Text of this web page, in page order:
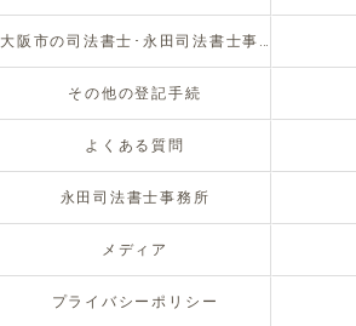
大阪市の司法書士･永田司法書士事務所のお客様の声
その他の登記手続
よくある質問
永田司法書士事務所
メディア
プライバシーポリシー